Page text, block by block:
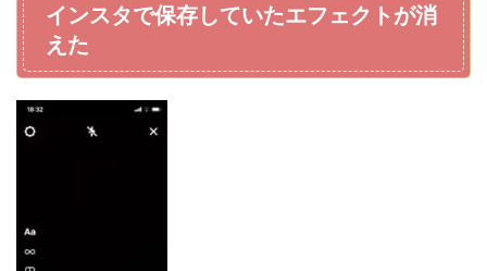
インスタで保存していたエフェクトが消
えた